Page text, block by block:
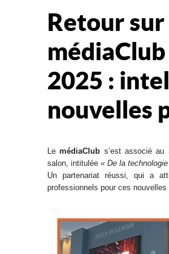
Retour
médiaClub
2025 :
nouvelles
LemédiaClub s’est associé au
salon, intitulée « De la
Un partenariat réussi, qui a
professionnels pour ces